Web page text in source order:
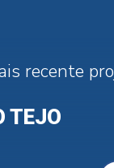
recente
TEJO